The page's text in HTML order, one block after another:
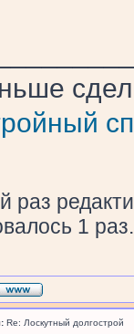
раз
1 раз.
Re: Лоскутный долгострой